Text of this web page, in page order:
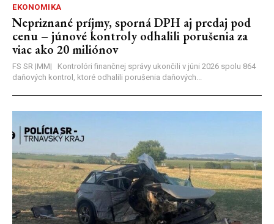
EKONOMIKA
Nepriznané príjmy, sporná DPH aj predaj pod
cenu – júnové kontroly odhalili porušenia za
viac ako 20 miliónov
FS SR |MM| Kontrolóri finančnej správy ukončili v júni 2026 spolu 864
daňových kontrol, ktoré odhalili porušenia daňových...